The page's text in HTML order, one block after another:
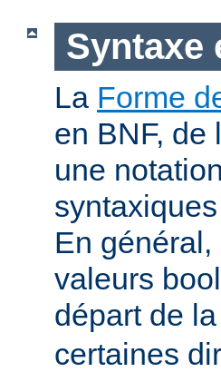
Syntaxe
La Forme
en BNF, de
une
En
valeurs
départ de
certaines